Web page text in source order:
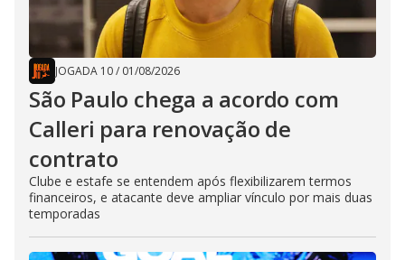
JOGADA 10/ 01/08/2026
São Paulo chega a acordo com
Calleri para renovação de
contrato
Clube e estafe se entendem após flexibilizarem termos
financeiros, e atacante deve ampliar vínculo por mais duas
temporadas